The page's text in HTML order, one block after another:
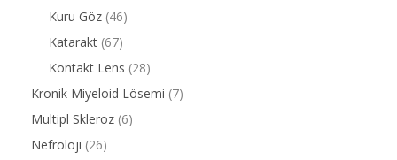
Kuru Göz (46)
Katarakt (67)
Kontakt Lens (28)
Kronik Miyeloid Lösemi (7)
Multipl Skleroz (6)
Nefroloji (26)